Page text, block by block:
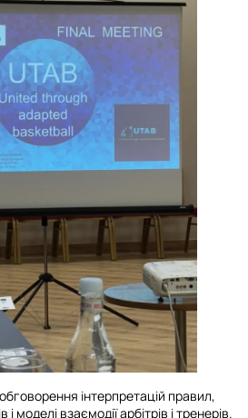
інтерпретацій правил,
і моделі взаємодії арбітрів і тренерів.